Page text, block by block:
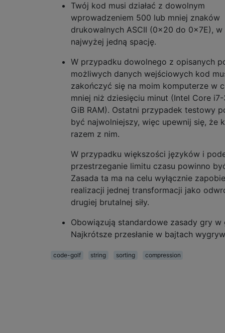
Twój kod musi działać z dowolnym
wprowadzeniem 500 lub mniej znaków
drukowalnych ASCII (0x20 do 0x7E),
najwyżej jedną spację.
W przypadku dowolnego z opisanych
możliwych danych wejściowych kod
zakończyć się na moim komputerze w
mniej niż dziesięciu minut (Intel Core i7-
GiB RAM). Ostatni przypadek testowy
być najwolniejszy, więc upewnij się, że
razem z nim.
W przypadku większości języków i
przestrzeganie limitu czasu powinno
Zasada ta ma na celu wyłącznie
realizacji jednej transformacji jako
drugiej brutalnej siły.
Obowiązują standardowe zasady gry w
Najkrótsze przesłanie w bajtach
code-golf string sorting compression